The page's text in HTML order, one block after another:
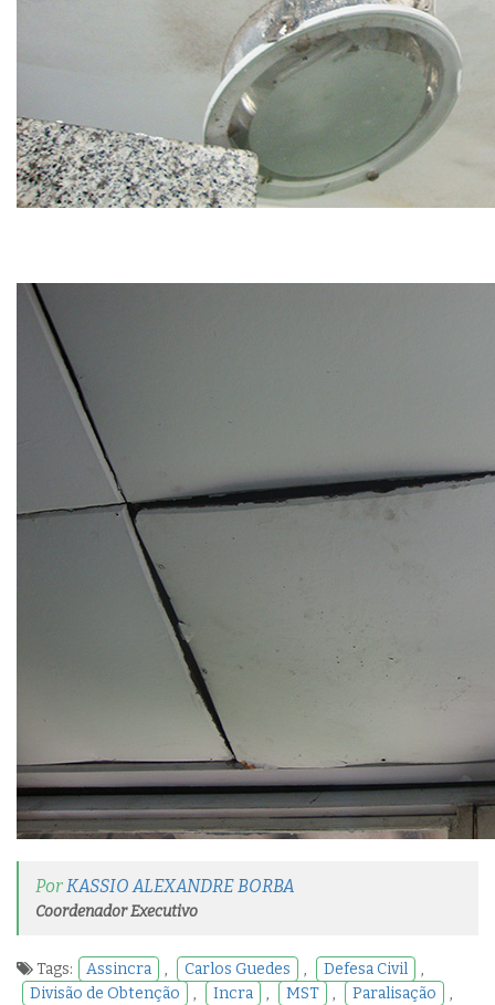
PorKASSIO ALEXANDRE BORBA
Coordenador Executivo
Tags: Assincra , Carlos Guedes , Defesa Civil
,
Divisão de Obtenção
, Incra , MST , Paralisação
,